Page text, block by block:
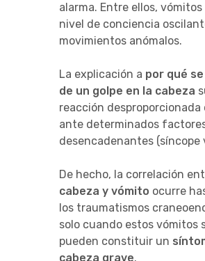
alarma. Entre ellos,
nivel de conciencia
movimientos anómalos.
La explicación a por qué
de un golpe en la cabeza
reacción desproporcionada
ante determinados
desencadenantes (síncope
De hecho, la correlación
cabeza y vómito ocurre
los traumatismos
solo cuando estos vómitos
pueden constituir un
cabeza grave.